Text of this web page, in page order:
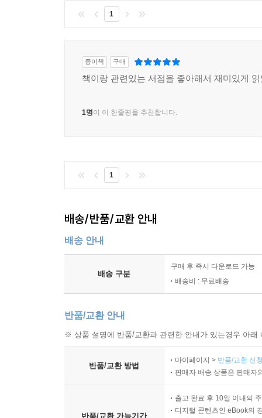
1
종이책 구매
책이랑 관련있는 서점을 좋아해서 재미있게
1명이 이 한줄평을 추천합니다.
1
배송/반품/교환 안내
배송 안내
배송 구분
구매 후 즉시 다운로드 가능
배송비 : 무료배송
반품/교환 안내
※ 상품 설명에 반품/교환과 관련한 안내가 있는경우 아
반품/교환 방법
마이페이지 > 반품/교환 신
판매자 배송 상품은 판매자
반품/교환 가능기간
출고 완료 후 10일 이내의
디지털 콘텐츠인 eBook의